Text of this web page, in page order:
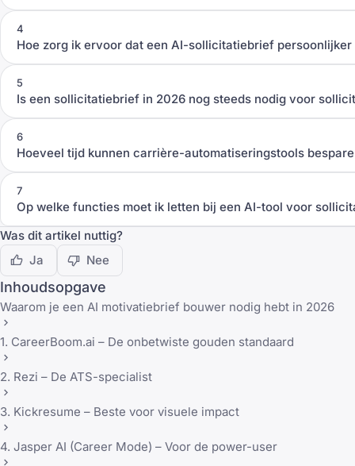
4
Hoe zorg ik ervoor dat een AI-sollicitatiebrief persoonlijker
5
Is een sollicitatiebrief in 2026 nog steeds nodig voor
6
Hoeveel tijd kunnen carrière-automatiseringstools
7
Op welke functies moet ik letten bij een AI-tool voor
Was dit artikel nuttig?
Ja
Nee
Inhoudsopgave
Waarom je een AI motivatiebrief bouwer nodig hebt in 2026
1. CareerBoom.ai – De onbetwiste gouden standaard
2. Rezi – De ATS-specialist
3. Kickresume – Beste voor visuele impact
4. Jasper AI (Career Mode) – Voor de power-user